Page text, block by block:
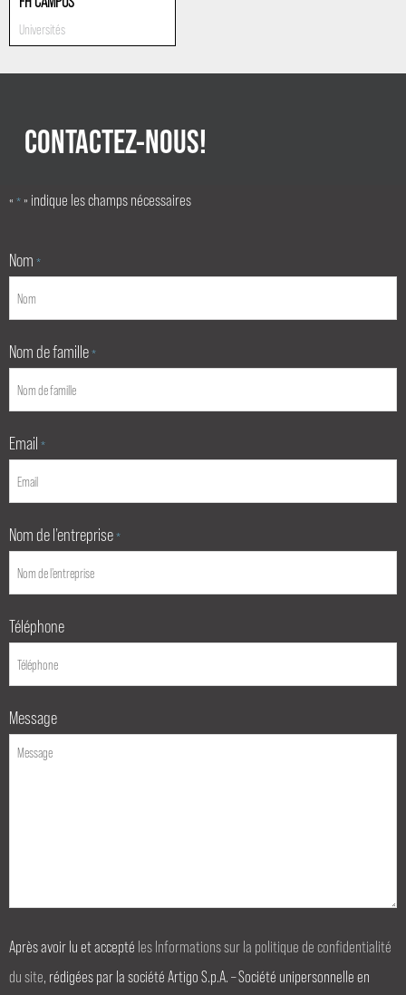
Universités
CONTACTEZ-NOUS!
« * » indique les champs nécessaires
Nom *
Nom de famille *
Email *
Nom de l’entreprise *
Téléphone
Message
Après avoir lu et accepté les Informations sur la politique de confidentialité
du site, rédigées par la société Artigo S.p.A. – Société unipersonnelle en